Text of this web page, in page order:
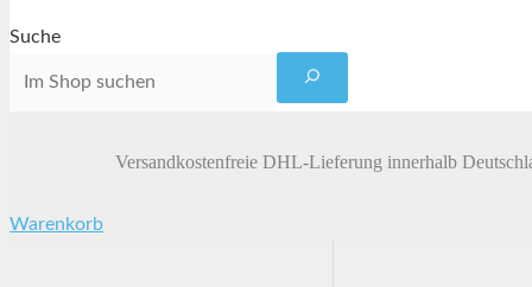
Suche
Versandkostenfreie DHL-Lieferung innerhalb
Warenkorb